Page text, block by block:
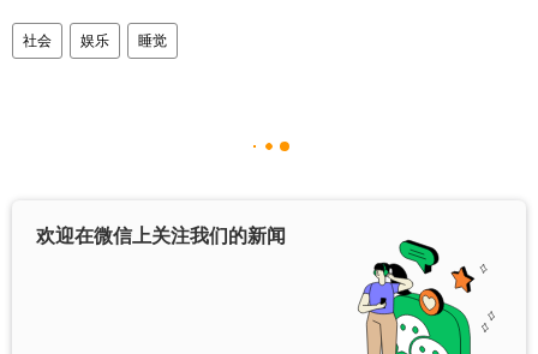
社会 娱乐 睡觉
欢迎在微信上关注我们的新闻